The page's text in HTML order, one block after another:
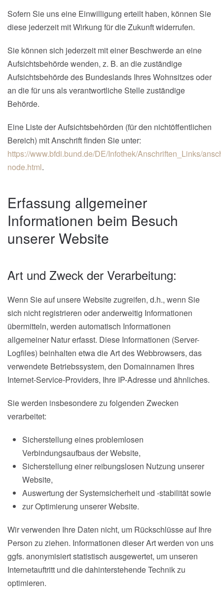
Sofern Sie uns eine Einwilligung erteilt haben, können Sie
diese jederzeit mit Wirkung für die Zukunft widerrufen.
Sie können sich jederzeit mit einer Beschwerde an eine
Aufsichtsbehörde wenden, z. B. an die zuständige
Aufsichtsbehörde des Bundeslands Ihres Wohnsitzes oder
an die für uns als verantwortliche Stelle zuständige
Behörde.
Eine Liste der Aufsichtsbehörden (für den nichtöffentlichen
Bereich) mit Anschrift finden Sie unter:
https://www.bfdi.bund.de/DE/Infothek/Anschriften_Links/
node.html.
Erfassung allgemeiner
Informationen beim Besuch
unserer Website
Art und Zweck der Verarbeitung:
Wenn Sie auf unsere Website zugreifen, d.h., wenn Sie
sich nicht registrieren oder anderweitig Informationen
übermitteln, werden automatisch Informationen
allgemeiner Natur erfasst. Diese Informationen (Server-
Logfiles) beinhalten etwa die Art des Webbrowsers, das
verwendete Betriebssystem, den Domainnamen Ihres
Internet-Service-Providers, Ihre IP-Adresse und ähnliches.
Sie werden insbesondere zu folgenden Zwecken
verarbeitet:
Sicherstellung eines problemlosen
Verbindungsaufbaus der Website,
Sicherstellung einer reibungslosen Nutzung unserer
Website,
Auswertung der Systemsicherheit und -stabilität sowie
zur Optimierung unserer Website.
Wir verwenden Ihre Daten nicht, um Rückschlüsse auf Ihre
Person zu ziehen. Informationen dieser Art werden von uns
ggfs. anonymisiert statistisch ausgewertet, um unseren
Internetauftritt und die dahinterstehende Technik zu
optimieren.